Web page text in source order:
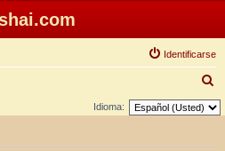
Identificarse
u
Idioma: